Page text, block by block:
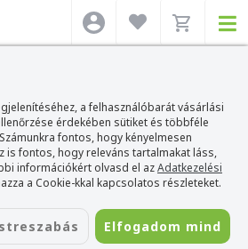
a felhasználóbarát vásárlási
érdekében sütiket és többféle
fontos, hogy kényelmesen
is fontos, hogy releváns tartalmakat láss,
információkért olvasd el azAdatkezelési
a Cookie-kkal kapcsolatos részleteket.
Elfogadom mind
Aspire Go>Acer Aspire Go 15 - AG15-42P-R5QS
- AG15-42P-R5QS